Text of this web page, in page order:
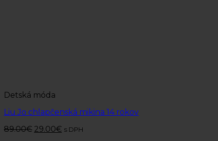
Detská móda
Liu Jo chlapčenská mikina 14 rokov
89.00€ 29.00€ s DPH